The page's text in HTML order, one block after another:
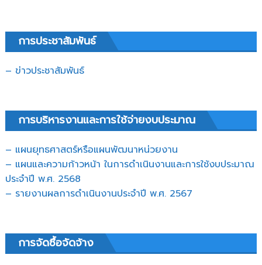
การประชาสัมพันธ์
– ข่าวประชาสัมพันธ์
การบริหารงานและการใช้จ่ายงบประมาณ
– แผนยุทธศาสตร์หรือแผนพัฒนาหน่วยงาน
– แผนและความก้าวหน้า ในการดำเนินงานและการใช้งบประมาณ
ประจำปี พ.ศ. 2568
– รายงานผลการดำเนินงานประจำปี พ.ศ. 2567
การจัดซื้อจัดจ้าง